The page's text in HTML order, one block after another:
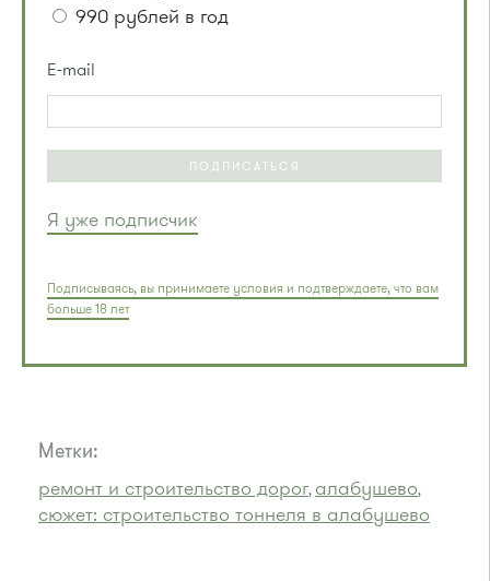
990 рублей в год
E-mail
ПОДПИСАТЬСЯ
Я уже подписчик
Подписываясь, вы принимаете условия и подтверждаете, что вам
больше 18 лет
Метки:
ремонт и строительство дорог,алабушево,
сюжет: строительство тоннеля в алабушево